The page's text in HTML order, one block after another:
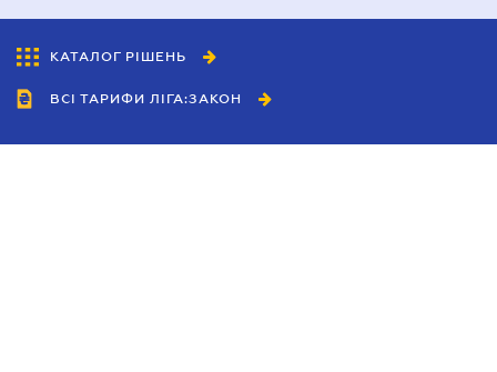
КАТАЛОГ РІШЕНЬ
ВСІ ТАРИФИ ЛІГА:ЗАКОН